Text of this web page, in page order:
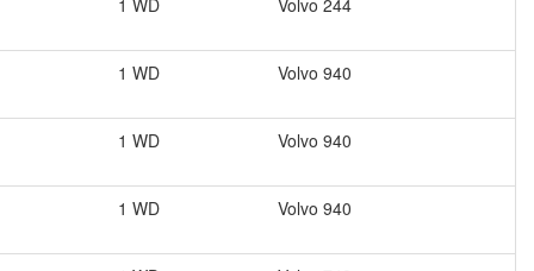
1 WD Volvo 244
1 WD Volvo 940
1 WD Volvo 940
1 WD Volvo 940